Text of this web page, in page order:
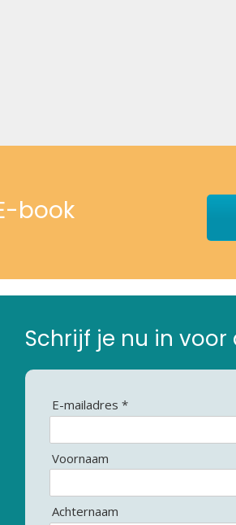
book
Schrijf je nu in
E-mailadres *
Voornaam
Achternaam